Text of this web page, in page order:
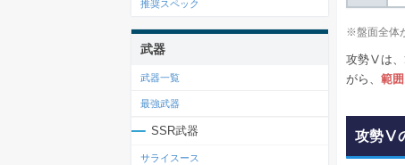
※盤面全体
攻勢Ⅴは、
がら、 範
攻勢Ⅴ
推奨スペック
武器
武器一覧
最強武器
SSR武器
サライスース